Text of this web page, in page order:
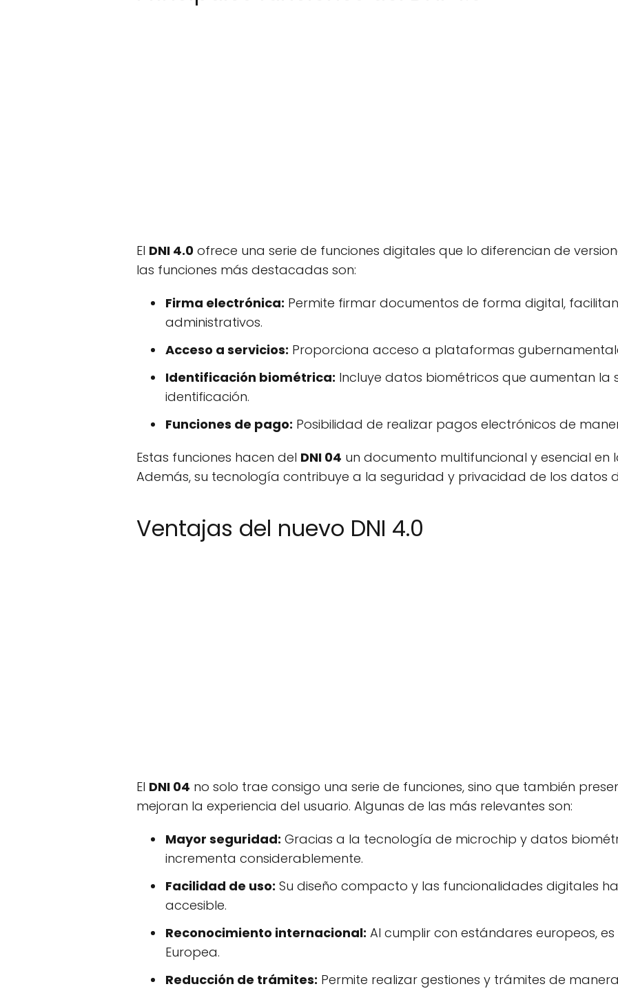
El DNI 4.0 ofrece una serie de funciones digitales que lo diferencian de
las funciones más destacadas son:
Firma electrónica: Permite firmar documentos de forma digital,
administrativos.
Acceso a servicios: Proporciona acceso a plataformas
Identificación biométrica: Incluye datos biométricos que aumentan la
identificación.
Funciones de pago: Posibilidad de realizar pagos electrónicos de
Estas funciones hacen del DNI 04 un documento multifuncional y esencial en
Además, su tecnología contribuye a la seguridad y privacidad de los datos
Ventajas del nuevo DNI 4.0
El DNI 04 no solo trae consigo una serie de funciones, sino que también
mejoran la experiencia del usuario. Algunas de las más relevantes son:
Mayor seguridad: Gracias a la tecnología de microchip y datos
incrementa considerablemente.
Facilidad de uso: Su diseño compacto y las funcionalidades digitales
accesible.
Reconocimiento internacional: Al cumplir con estándares europeos,
Europea.
Reducción de trámites: Permite realizar gestiones y trámites de